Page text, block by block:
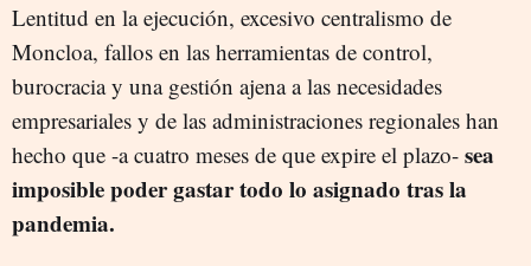
Lentitud en la ejecución, excesivo centralismo de
Moncloa, fallos en las herramientas de control,
burocracia y una gestión ajena a las necesidades
empresariales y de las administraciones regionales han
hecho que -a cuatro meses de que expire el plazo- sea
imposible poder gastar todo lo asignado tras la
pandemia.